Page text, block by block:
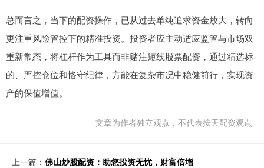
总而言之，当下的配资操作，已从过去单纯追求资金放大，转向
更注重风险管控下的精准投资。投资者应主动适应监管与市场双
重新常态，将杠杆作为工具而非赌注短线股票配资，通过精选标
的、严控仓位和恪守纪律，方能在复杂市况中稳健前行，实现资
产的保值增值。
文章为作者独立观点，不代表按天配资观点
上一篇： 佛山炒股配资：助您投资无忧，财富倍增